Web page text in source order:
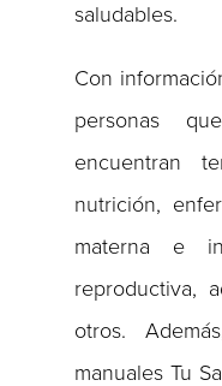
saludables.
Con
personas
encuentran
nutrición,
materna e
reproductiva,
otros.
manuales Tu